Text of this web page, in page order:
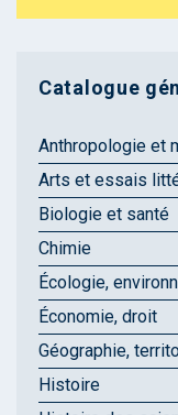
Catalogue
Anthropologie et
Arts et essais
Biologie et santé
Chimie
Écologie,
Économie, droit
Géographie,
Histoire